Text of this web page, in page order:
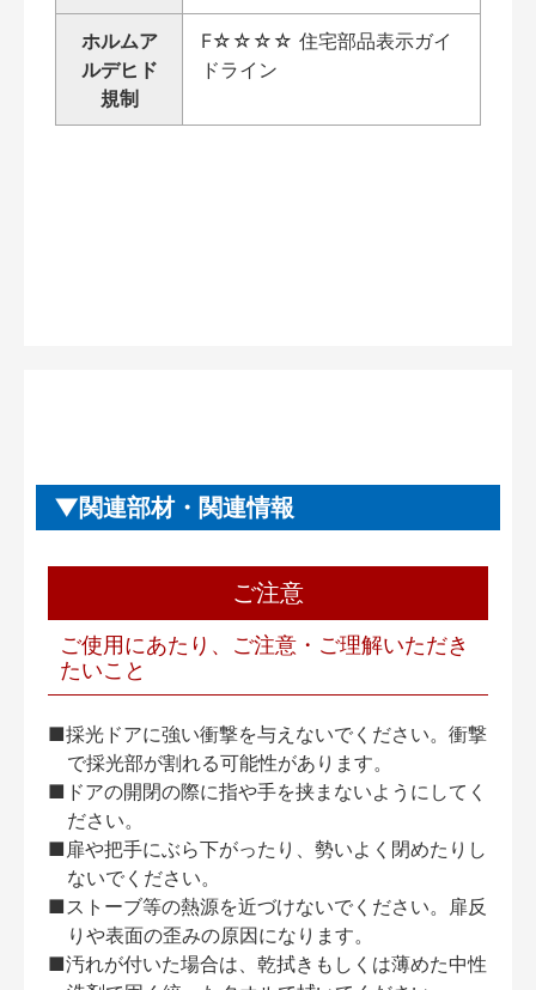
ホルムア
ルデヒド
規制
F☆☆☆☆ 住宅部品表示ガイ
ドライン
関連部材・関連情報
ご注意
ご使用にあたり、ご注意・ご理解いただき
たいこと
■採光ドアに強い衝撃を与えないでください。衝撃
で採光部が割れる可能性があります。
■ドアの開閉の際に指や手を挟まないようにしてく
ださい。
■扉や把手にぶら下がったり、勢いよく閉めたりし
ないでください。
■ストーブ等の熱源を近づけないでください。扉反
りや表面の歪みの原因になります。
■汚れが付いた場合は、乾拭きもしくは薄めた中性